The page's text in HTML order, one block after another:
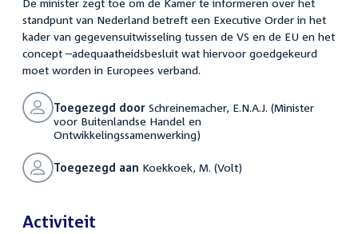
standpunt van Nederland betreft een Executive Order in het
kader van gegevensuitwisseling tussen de VS en de EU en het
concept –adequaatheidsbesluit wat hiervoor goedgekeurd
moet worden in Europees verband.
Toegezegd doorSchreinemacher, E.N.A.J. (Minister
voor Buitenlandse Handel en
Ontwikkelingssamenwerking)
Toegezegd aan Koekkoek, M. (Volt)
Activiteit